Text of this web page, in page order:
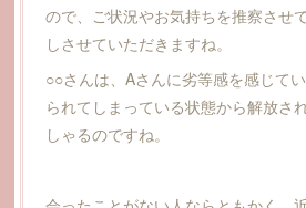
ので、ご状況やお気持ちを推察させ
しさせていただきますね。
○○さんは、Aさんに劣等感を感じて
られてしまっている状態から解放さ
しゃるのですね。